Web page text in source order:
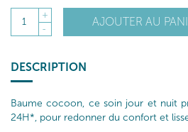
1
+
-
AJOUTER AU
DESCRIPTION
Baume cocoon, ce soin jour et nuit
24H*, pour redonner du confort et